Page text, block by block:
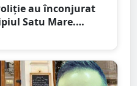
au înconjurat
Satu Mare.